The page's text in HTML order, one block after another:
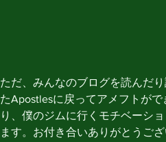
ただ、みんなのブログを読んだ
たApostlesに戻ってアメフトが
り、僕のジムに行くモチベーシ
ます。お付き合いありがとうござ